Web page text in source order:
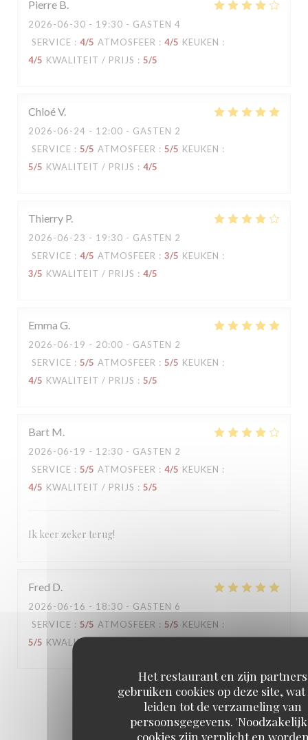
Het restaurant en zijn partners
gebruiken cookies op deze site,
leiden tot de verzameling van
persoonsgegevens.
cookies zijn verplicht en
Pierre B
2026-06-30 - 19:30 - GASTEN 4
SERVICE : 4/5 ATMOSFEER : 4/5 KEUKEN :
4/5 KWALITEIT / PRIJS : 5/5
ChloéV
2026-06-24 - 12:00 - GASTEN 2
SERVICE : 5/5 ATMOSFEER : 5/5 KEUKEN :
5/5 KWALITEIT / PRIJS : 4/5
Thierry P
2026-06-23 - 19:30 - GASTEN 2
SERVICE : 4/5 ATMOSFEER : 3/5 KEUKEN :
3/5 KWALITEIT / PRIJS : 4/5
Emma G
2026-06-19 - 20:00 - GASTEN 2
SERVICE : 5/5 ATMOSFEER : 5/5 KEUKEN :
4/5 KWALITEIT / PRIJS : 5/5
Bart M
2026-06-19 - 12:30 - GASTEN 2
SERVICE : 5/5 ATMOSFEER : 4/5 KEUKEN :
4/5 KWALITEIT / PRIJS : 5/5
Ik keer zeker terug!
Fred D
2026-06-16 - 18:30 - GASTEN 6
SERVICE : 5/5 ATMOSFEER : 5/5 KEUKEN :
5/5 KWALITEIT / PRIJS
1 2 3